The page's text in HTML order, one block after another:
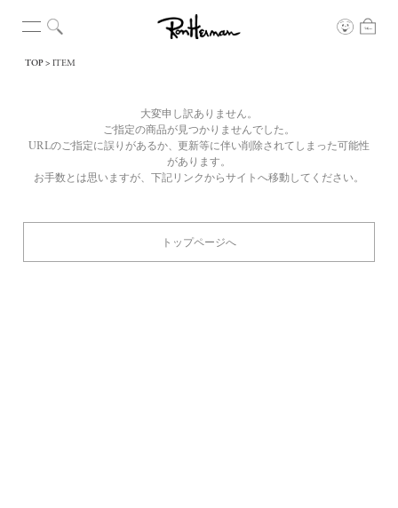
TOP ITEM
大変申し訳ありません。
ご指定の商品が見つかりませんでした。
URLのご指定に誤りがあるか、更新等に伴い削除されてしまった可能性
があります。
お手数とは思いますが、下記リンクからサイトへ移動してください。
トップページへ